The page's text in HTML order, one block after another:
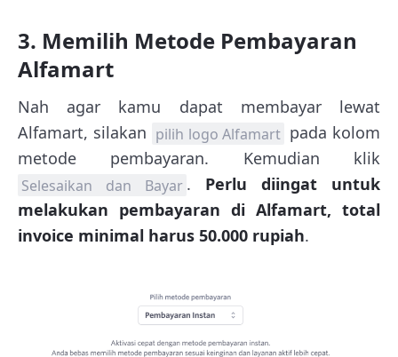
3. Memilih Metode Pembayaran
Alfamart
Nah agar kamu dapat membayar lewat
Alfamart, silakan pilih logo Alfamart pada kolom
metode pembayaran. Kemudian klik
Selesaikan dan Bayar . Perlu diingat untuk
melakukan pembayaran di Alfamart, total
invoice minimal harus 50.000 rupiah.